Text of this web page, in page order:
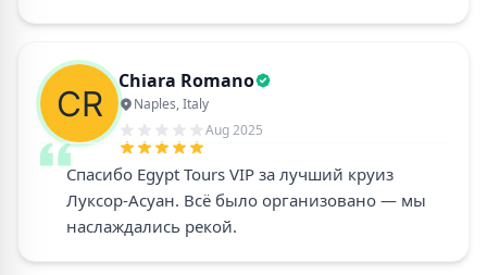
Chiara Romano
Naples, Italy
Aug 2025
Спасибо Egypt Tours VIP за лучший круиз
Луксор-Асуан. Всё было организовано — мы
наслаждались рекой.